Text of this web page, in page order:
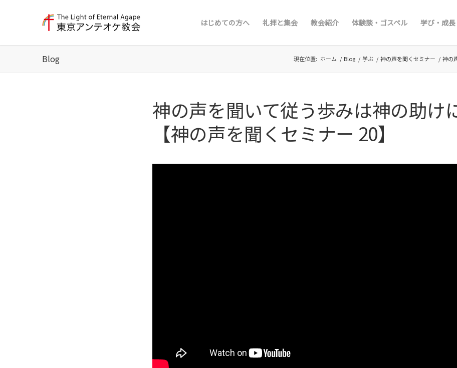
はじめての方へ 礼拝と集会 教会紹介 体験談・ゴスペル 学び・成長
Blog 現在位置: ホーム / Blog / 学ぶ / 神の声を聞くセミナー / 神の
神の声を聞いて従う歩みは神の助け
【神の声を聞くセミナー 20】